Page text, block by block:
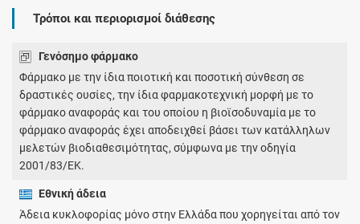
Τρόποι και περιορισμοί διάθεσης
Γενόσημο φάρμακο
Φάρμακο με την ίδια ποιοτική και ποσοτική σύνθεση σε
δραστικές ουσίες, την ίδια φαρμακοτεχνική μορφή με το
φάρμακο αναφοράς και του οποίου η βιοϊσοδυναμία με το
φάρμακο αναφοράς έχει αποδειχθεί βάσει των κατάλληλων
μελετών βιοδιαθεσιμότητας, σύμφωνα με την οδηγία
2001/83/ΕΚ.
Εθνική άδεια
Άδεια κυκλοφορίας μόνο στην Ελλάδα που χορηγείται από τον